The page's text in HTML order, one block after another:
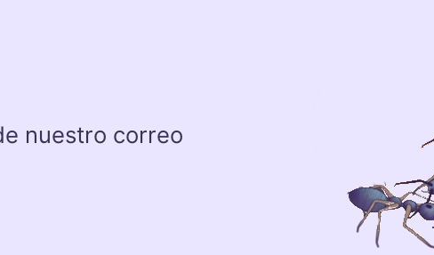
nuestro correo